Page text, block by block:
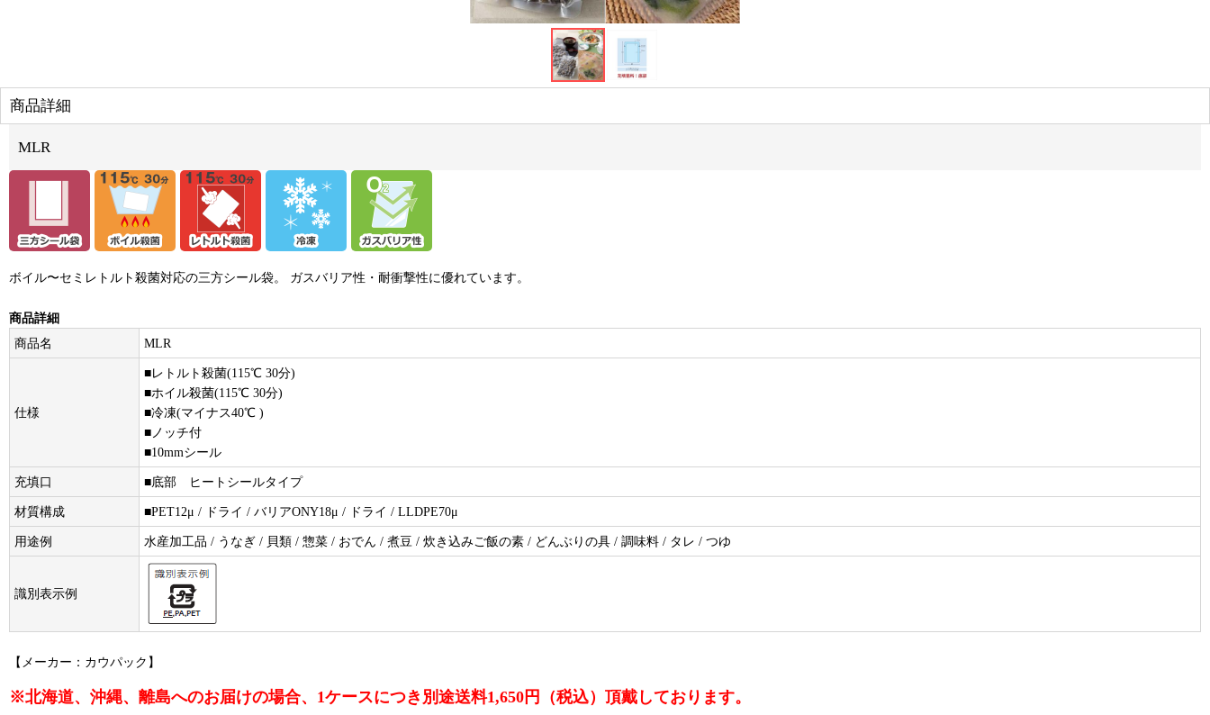
商品詳細
MLR
ボイル〜セミレトルト殺菌対応の三方シール袋。 ガスバリア性・耐衝撃性に優れています。
商品詳細
商品名
MLR
仕様
■レトルト殺菌(115℃ 30分)
■ホイル殺菌(115℃ 30分)
■冷凍(マイナス40℃ )
■ノッチ付
■10mmシール
充填口 ■底部 ヒートシールタイプ
材質構成 ■PET12μ / ドライ / バリアONY18μ / ドライ / LLDPE70μ
用途例 水産加工品 / うなぎ / 貝類 / 惣菜 / おでん / 煮豆 / 炊き込みご飯の素 / どんぶりの具 / 調味料 / タレ / つゆ
識別表示例
【メーカー：カウパック】
※北海道、沖縄、離島へのお届けの場合、1ケースにつき別途送料1,650円（税込）頂戴しております。